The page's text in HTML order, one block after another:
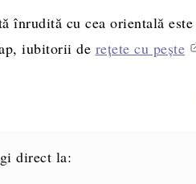
înrudită cu cea orientală este
iubitorii de rețete cu pește
direct la: